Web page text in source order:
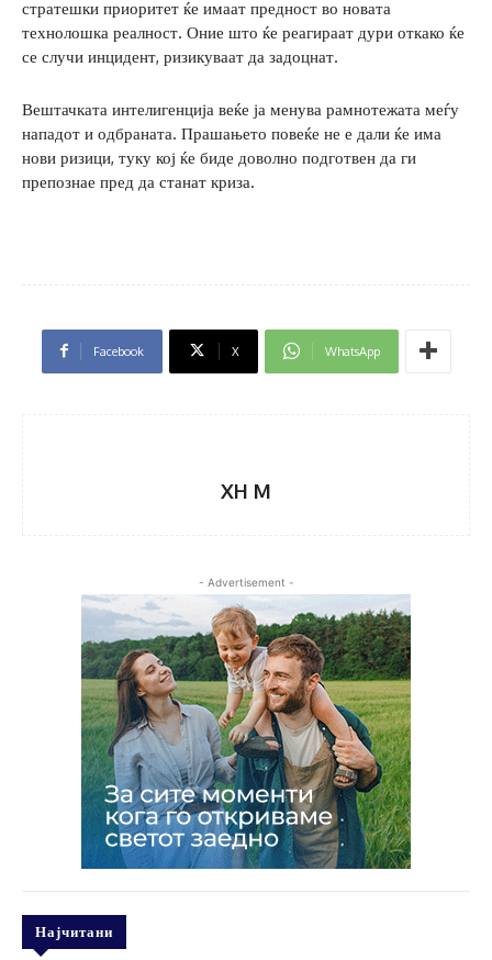
стратешки приоритет ќе имаат предност во новата
технолошка реалност. Оние што ќе реагираат дури откако ќе
се случи инцидент, ризикуваат да задоцнат.
Вештачката интелигенција веќе ја менува рамнотежата меѓу
нападот и одбраната. Прашањето повеќе не е дали ќе има
нови ризици, туку кој ќе биде доволно подготвен да ги
препознае пред да станат криза.
Facebook X WhatsApp
XH M
- Advertisement -
Најчитани